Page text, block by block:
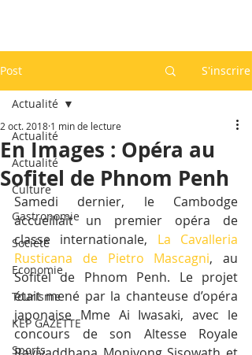
Post S'inscrire
Actualité
Actualité
Culture
Gastronomie
Société
Economie
Tourisme
KEP GAZETTE
Sports
Actualité
En Images : Opéra au
Sofitel de Phnom Penh
2 oct. 2018 1 min de lecture
Samedi dernier, le Cambodge
accueillait un premier opéra de
classe internationale, La Cavalleria
Rusticana de Pietro Mascagni, au
Sofitel de Phnom Penh. Le projet
était mené par la chanteuse d’opéra
japonaise Mme Ai Iwasaki, avec le
concours de son Altesse Royale